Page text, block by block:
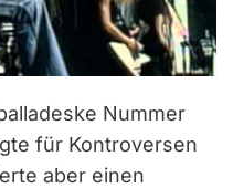
Nummer
für Kontroversen
aber einen